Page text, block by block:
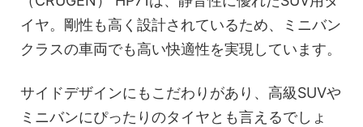
イヤ。剛性も高く設計されているため、ミニバン
クラスの車両でも高い快適性を実現しています。
サイドデザインにもこだわりがあり、高級SUVや
ミニバンにぴったりのタイヤとも言えるでしょ